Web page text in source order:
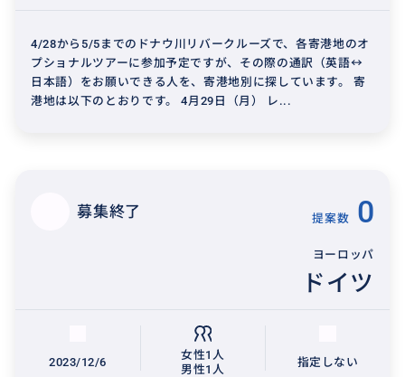
4/28から5/5までのドナウ川リバークルーズで、各寄港地のオ
プショナルツアーに参加予定ですが、その際の通訳（英語↔︎
日本語）をお願いできる人を、寄港地別に探しています。 寄
港地は以下のとおりです。 4月29日（月） レ...
募集終了 提案数 0
ヨーロッパ
ドイツ
2023/12/6
女性1人
男性1人
指定しない